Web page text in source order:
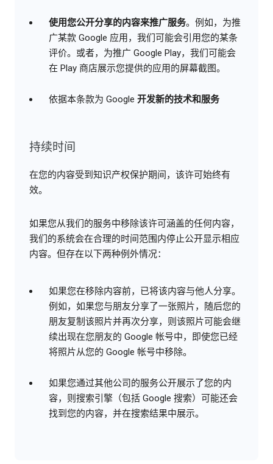
使用您公开分享的内容来推广服务。例如，为推
广某款 Google 应用，我们可能会引用您的某条
评价。或者，为推广 Google Play，我们可能会
在 Play 商店展示您提供的应用的屏幕截图。
依据本条款为 Google 开发新的技术和服务
持续时间
在您的内容受到知识产权保护期间，该许可始终有
效。
如果您从我们的服务中移除该许可涵盖的任何内容，
我们的系统会在合理的时间范围内停止公开显示相应
内容。但存在以下两种例外情况：
如果您在移除内容前，已将该内容与他人分享。
例如，如果您与朋友分享了一张照片，随后您的
朋友复制该照片并再次分享，则该照片可能会继
续出现在您朋友的 Google 帐号中，即使您已经
将照片从您的 Google 帐号中移除。
如果您通过其他公司的服务公开展示了您的内
容，则搜索引擎（包括 Google 搜索）可能还会
找到您的内容，并在搜索结果中展示。